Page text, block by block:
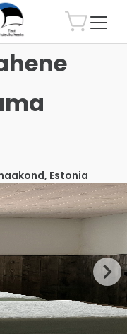
Estonia